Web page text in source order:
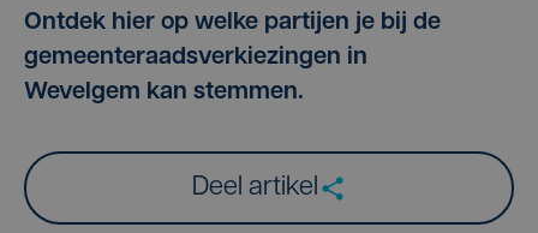
Ontdek hier op welke partijen je bij de
gemeenteraadsverkiezingen in
Wevelgem kan stemmen.
Deel artikel